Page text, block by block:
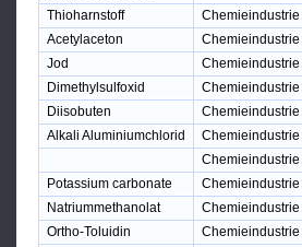
Thioharnstoff Chemieindustrie
Acetylaceton
Chemieindustrie
Jod
Chemieindustrie
Dimethylsulfoxid
Chemieindustrie
Diisobuten
Chemieindustrie
Alkali Aluminiumchlorid
Chemieindustrie
Chemieindustrie
Potassium carbonate
Chemieindustrie
Natriummethanolat
Chemieindustrie
Ortho-Toluidin
Chemieindustrie